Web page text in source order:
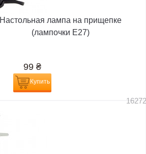
Настольная лампа на прищепке
(лампочки E27)
99 ₴
Купить